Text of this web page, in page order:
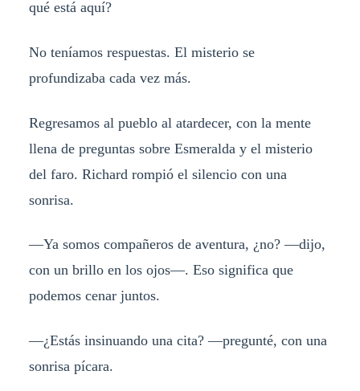
qué está aquí?
No teníamos respuestas. El misterio se
profundizaba cada vez más.
Regresamos al pueblo al atardecer, con la mente
llena de preguntas sobre Esmeralda y el misterio
del faro. Richard rompió el silencio con una
sonrisa.
—Ya somos compañeros de aventura, ¿no? —dijo,
con un brillo en los ojos—. Eso significa que
podemos cenar juntos.
—¿Estás insinuando una cita? —pregunté, con una
sonrisa pícara.